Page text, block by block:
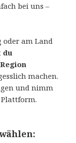
bei uns –
oder am Land
du
machen.
und nimm